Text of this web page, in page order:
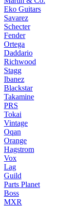
Eko Guitars
Savarez
Schecter
Fender
Ortega
Daddario
Richwood
Stagg
Ibanez
Blackstar
Takamine
PRS
Tokai
Vintage
Oqan
Orange
Hagstrom
Vox
Lag
Guild
Parts Planet
Boss
MXR